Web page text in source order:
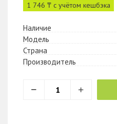
1 746 ₸ с учётом кешбэка
Наличие
Модель
Страна
Производитель